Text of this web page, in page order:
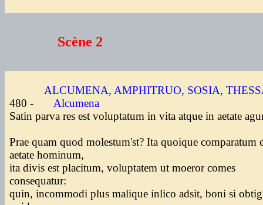
Scène 2
ALCUMENA, AMPHITRUO, SOSIA,
480 -
Alcumena
Satin parva res est voluptatum in vita atque in aetate
Prae quam quod molestum'st? Ita quoique comparatum
aetate hominum,
ita divis est placitum, voluptatem ut moeror comes
consequatur:
quin, incommodi plus malique inlico adsit, boni si